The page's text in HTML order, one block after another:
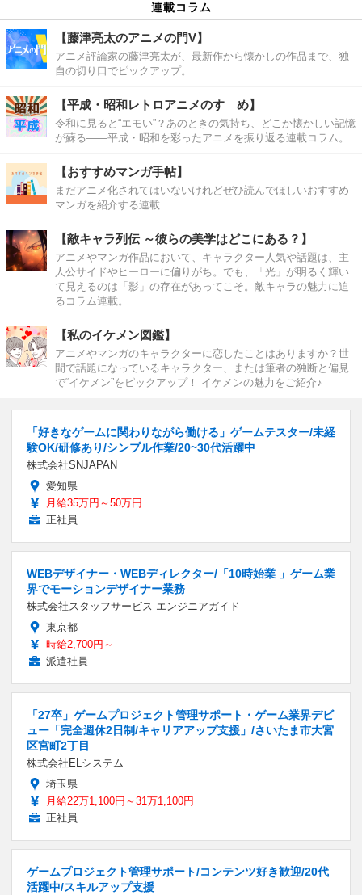
連載コラム
【藤津亮太のアニメの門V】
アニメ評論家の藤津亮太が、最新作から懐かしの作品まで、独
自の切り口でピックアップ。
【平成・昭和レトロアニメのすゝめ】
令和に見ると“エモい”？あのときの気持ち、どこか懐かしい記憶
が蘇る――平成・昭和を彩ったアニメを振り返る連載コラム。
【おすすめマンガ手帖】
まだアニメ化されてはいないけれどぜひ読んでほしいおすすめ
マンガを紹介する連載
【敵キャラ列伝 ～彼らの美学はどこにある？】
アニメやマンガ作品において、キャラクター人気や話題は、主
人公サイドやヒーローに偏りがち。でも、「光」が明るく輝い
て見えるのは「影」の存在があってこそ。敵キャラの魅力に迫
るコラム連載。
【私のイケメン図鑑】
アニメやマンガのキャラクターに恋したことはありますか？世
間で話題になっているキャラクター、または筆者の独断と偏見
で“イケメン”をピックアップ！ イケメンの魅力をご紹介♪
「好きなゲームに関わりながら働ける」ゲームテスター/未経
験OK/研修あり/シンプル作業/20~30代活躍中
株式会社SNJAPAN
愛知県
月給35万円～50万円
正社員
WEBデザイナー・WEBディレクター/「10時始業 」ゲーム業
界でモーションデザイナー業務
株式会社スタッフサービス エンジニアガイド
東京都
時給2,700円～
派遣社員
「27卒」ゲームプロジェクト管理サポート・ゲーム業界デビ
ュー「完全週休2日制/キャリアアップ支援」/さいたま市大宮
区宮町2丁目
株式会社ELシステム
埼玉県
月給22万1,100円～31万1,100円
正社員
ゲームプロジェクト管理サポート/コンテンツ好き歓迎/20代
活躍中/スキルアップ支援